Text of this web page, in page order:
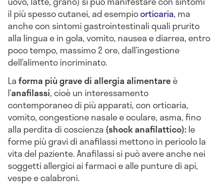
il più spesso cutanei, ad esempioorticaria, ma
anche con sintomi gastrointestinali quali prurito
alla lingua e in gola, vomito, nausea e diarrea, entro
poco tempo, massimo 2 ore, dall’ingestione
dell’alimento incriminato.
Laforma più grave di allergia alimentareè
l’anafilassi, cioè un interessamento
contemporaneo di più apparati, con orticaria,
vomito, congestione nasale e oculare, asma, fino
alla perdita di coscienza (shock anafilattico):le
forme più gravi di anafilassi mettono in pericolo la
vita del paziente. Anafilassi si può avere anche nei
soggetti allergici ai farmaci e alle punture di api,
vespe e calabroni.